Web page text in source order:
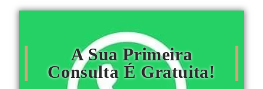
A Sua Primeira
Consulta É Gratuita!